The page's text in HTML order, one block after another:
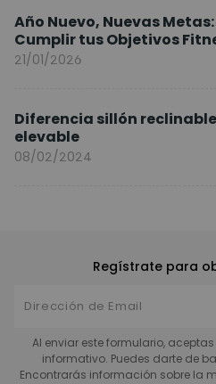
Año Nuevo, Nuevas
Cumplir tus Objetivos
Entrenando en Casa
21/01/2026
Diferencia sillón
elevable
08/02/2024
Regístrate para
Al enviar este formulario,
informativo. Puedes darte de
Encontrarás información sobre la